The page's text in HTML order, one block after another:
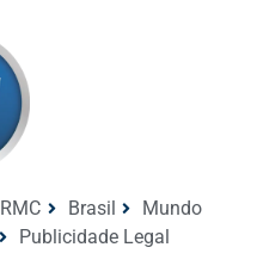
RMC Brasil
Mundo
Publicidade Legal